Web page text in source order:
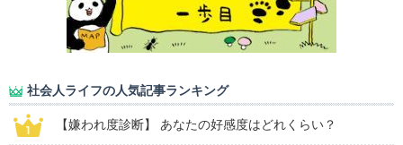
社会人ライフの人気記事ランキング
【嫌われ度診断】 あなたの好感度はどれくらい？